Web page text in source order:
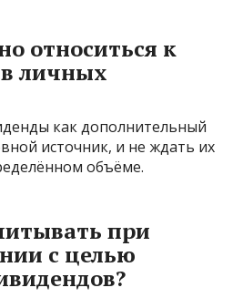
относиться к
личных
как дополнительный
источник, и не ждать их
объёме.
при
с целью